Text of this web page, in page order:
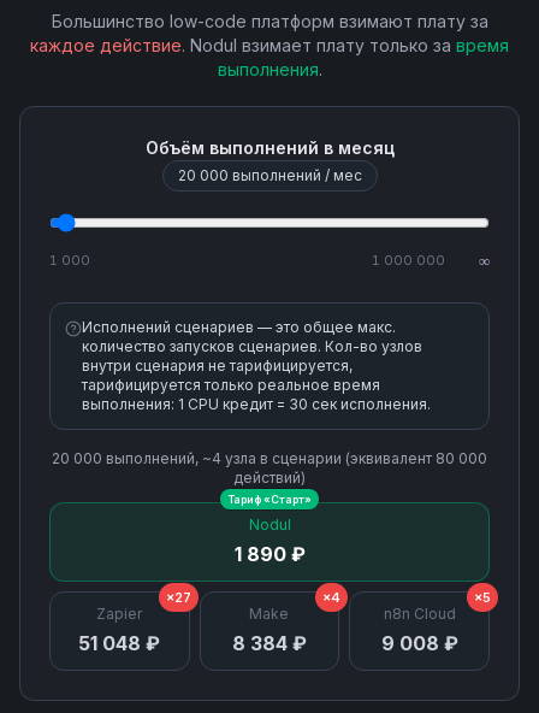
Rename a File or Folder
Search Files and Folders
Upload a File
Большинство low-code платформ взимают плату за
каждое действие. Nodul взимает плату только за время
выполнения.
Объём выполнений в месяц
20 000 выполнений / мес
1 000 1 000 000 ∞
Исполнений сценариев — это общее макс.
количество запусков сценариев. Кол-во узлов
внутри сценария не тарифицируется,
тарифицируется только реальное время
выполнения: 1 CPU кредит = 30 сек исполнения.
20 000 выполнений, ~4 узла в сценарии (эквивалент 80 000
действий)
Nodul
1 890 ₽
Тариф «Старт»
Zapier
51 048 ₽
×27
Make
8 384 ₽
×4
n8n Cloud
9 008 ₽
×5